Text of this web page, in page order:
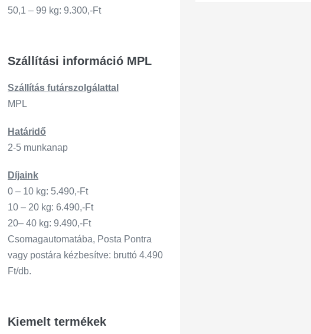
50,1 – 99 kg: 9.300,-Ft
Szállítási információ MPL
Szállítás futárszo lgálattal
MPL
Határidő
2-5 munkanap
Díjaink
0 – 10 kg: 5.490,-Ft
10 – 20 kg: 6.490,-Ft
20– 40 kg: 9.490,-Ft
Csomagautomatába, Posta Pontra
vagy postára kézbesítve: bruttó 4.490
Ft/db.
Kiemelt termékek